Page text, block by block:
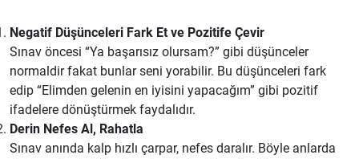
Negatif Düşünceleri Fark Et ve Pozitife Çevir
Sınav öncesi “Ya başarısız olursam?” gibi düşünceler
normaldir fakat bunlar seni yorabilir. Bu düşünceleri fark
edip “Elimden gelenin en iyisini yapacağım” gibi pozitif
ifadelere dönüştürmek faydalıdır.
Derin Nefes Al, Rahatla
Sınav anında kalp hızlı çarpar, nefes daralır. Böyle anlarda